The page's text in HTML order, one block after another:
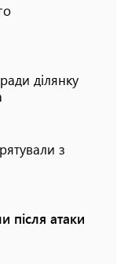
ділянку
з
після атаки